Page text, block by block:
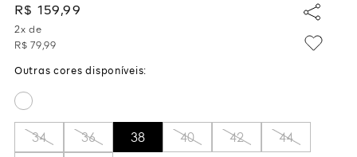
R$ 159,99
2x de
R$ 79,99
34 36 38 40 42
44